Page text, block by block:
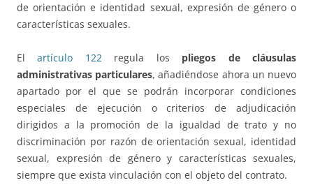
de orientación e identidad sexual, expresión de género o
características sexuales.
Elartículo 122regula los pliegos de
cláusulas
administrativas particulares, añadiéndose ahora un nuevo
apartado por el que se podrán incorporar condiciones
especiales de ejecución o criterios de adjudicación
dirigidos a la promoción de la igualdad de trato y no
discriminación por razón de orientación sexual, identidad
sexual, expresión de género y características sexuales,
siempre que exista vinculación con el objeto del contrato.